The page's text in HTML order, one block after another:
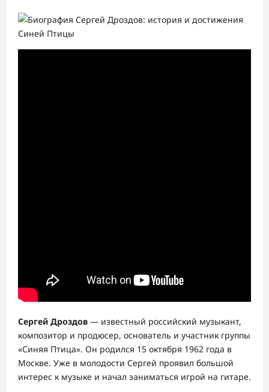
Сергей Дроздов — известный российский музыкант,
композитор и продюсер, основатель и участник группы
«Синяя Птица». Он родился 15 октября 1962 года в
Москве. Уже в молодости Сергей проявил большой
интерес к музыке и начал заниматься игрой на гитаре.